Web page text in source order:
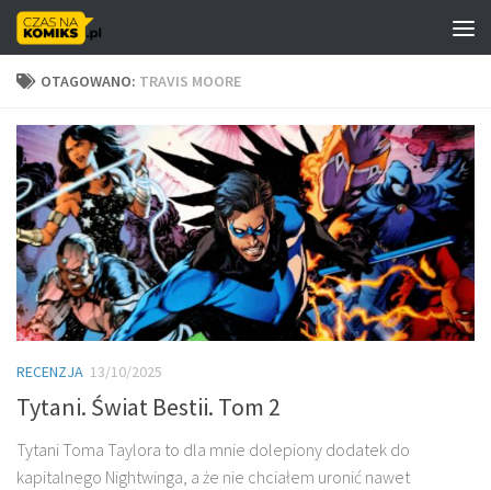
Skip to content
OTAGOWANO: TRAVIS MOORE
RECENZJA 13/10/2025
Tytani. Świat Bestii. Tom 2
Tytani Toma Taylora to dla mnie dolepiony dodatek do
kapitalnego Nightwinga, a że nie chciałem uronić nawet